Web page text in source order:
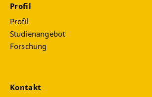
Profil
Profil
Studienangebot
Forschung
Kontakt